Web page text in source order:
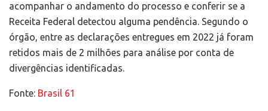
acompanhar o andamento do processo e conferir se a
Receita Federal detectou alguma pendência. Segundo o
órgão, entre as declarações entregues em 2022 já foram
retidos mais de 2 milhões para análise por conta de
divergências identificadas.
Fonte: Brasil 61